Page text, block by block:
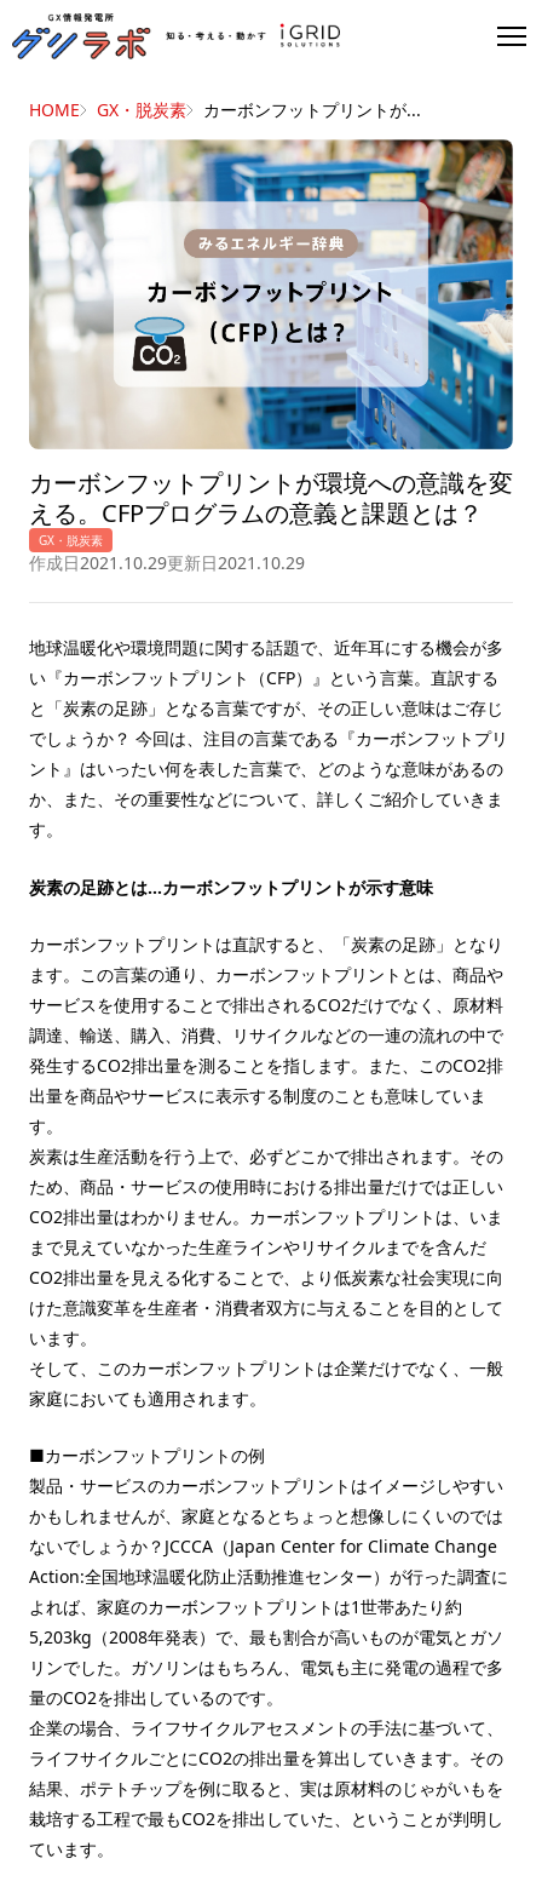
HOME GX・脱炭素 カーボンフットプリントが...
GX・脱炭素
作成日2021.10.29更新日2021.10.29
カーボンフットプリントが環境への意識を変
える。CFPプログラムの意義と課題とは？
地球温暖化や環境問題に関する話題で、近年耳にする機会が多
い『カーボンフットプリント（CFP）』という言葉。直訳する
と「炭素の足跡」となる言葉ですが、その正しい意味はご存じ
でしょうか？ 今回は、注目の言葉である『カーボンフットプリ
ント』はいったい何を表した言葉で、どのような意味があるの
か、また、その重要性などについて、詳しくご紹介していきま
す。
炭素の足跡とは…カーボンフットプリントが示す意味
カーボンフットプリントは直訳すると、「炭素の足跡」となり
ます。この言葉の通り、カーボンフットプリントとは、商品や
サービスを使用することで排出されるCO2だけでなく、原材料
調達、輸送、購入、消費、リサイクルなどの一連の流れの中で
発生するCO2排出量を測ることを指します。また、このCO2排
出量を商品やサービスに表示する制度のことも意味していま
す。
炭素は生産活動を行う上で、必ずどこかで排出されます。その
ため、商品・サービスの使用時における排出量だけでは正しい
CO2排出量はわかりません。カーボンフットプリントは、いま
まで見えていなかった生産ラインやリサイクルまでを含んだ
CO2排出量を見える化することで、より低炭素な社会実現に向
けた意識変革を生産者・消費者双方に与えることを目的として
います。
そして、このカーボンフットプリントは企業だけでなく、一般
家庭においても適用されます。
■カーボンフットプリントの例
製品・サービスのカーボンフットプリントはイメージしやすい
かもしれませんが、家庭となるとちょっと想像しにくいのでは
ないでしょうか？JCCCA（Japan Center for Climate Change
Action:全国地球温暖化防止活動推進センター）が行った調査に
よれば、家庭のカーボンフットプリントは1世帯あたり約
5,203kg（2008年発表）で、最も割合が高いものが電気とガソ
リンでした。ガソリンはもちろん、電気も主に発電の過程で多
量のCO2を排出しているのです。
企業の場合、ライフサイクルアセスメントの手法に基づいて、
ライフサイクルごとにCO2の排出量を算出していきます。その
結果、ポテトチップを例に取ると、実は原材料のじゃがいもを
栽培する工程で最もCO2を排出していた、ということが判明し
ています。